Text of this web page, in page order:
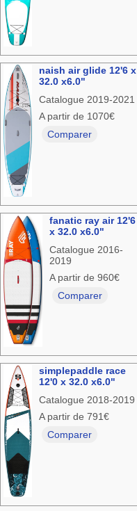
naish air glide 12'6 x
32.0 x6.0"
Catalogue 2019-2021
A partir de 1070€
Comparer
fanatic ray air 12'6
x 32.0 x6.0"
Catalogue 2016-
2019
A partir de 960€
Comparer
simplepaddle race
12'0 x 32.0 x6.0"
Catalogue 2018-2019
A partir de 791€
Comparer